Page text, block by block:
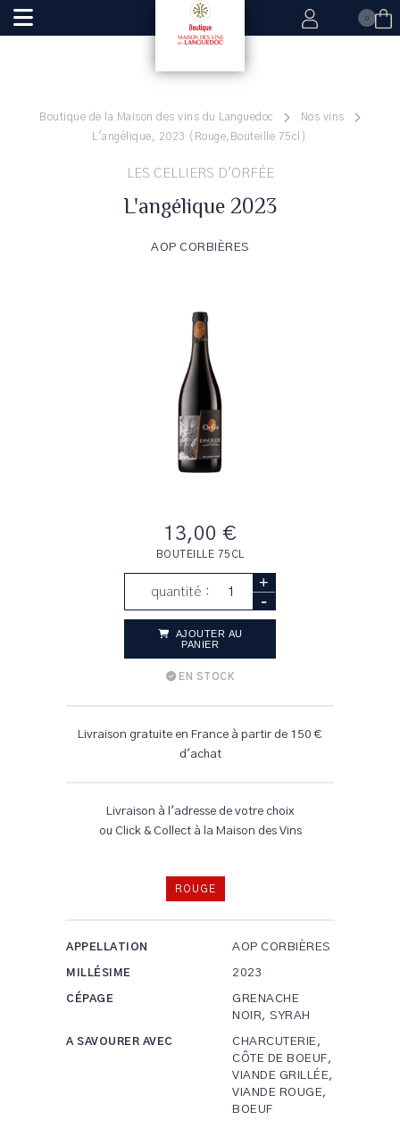
0
Boutique de la Maison des vins du Languedoc
Nos vins
L'angélique, 2023 (Rouge,Bouteille 75cl)
LES CELLIERS D'ORFÉE
L'angélique 2023
AOP CORBIÈRES
13,00 €
BOUTEILLE 75CL
quantité : +
-
AJOUTER AU
PANIER
EN STOCK
Livraison gratuite en France à partir de 150 €
d'achat
Livraison à l'adresse de votre choix
ou Click & Collect à la Maison des Vins
ROUGE
APPELLATION AOP CORBIÈRES
MILLÉSIME 2023
CÉPAGE
GRENACHE
NOIR, SYRAH
A SAVOURER AVEC
CHARCUTERIE,
CÔTE DE BOEUF,
VIANDE GRILLÉE,
VIANDE ROUGE,
BOEUF